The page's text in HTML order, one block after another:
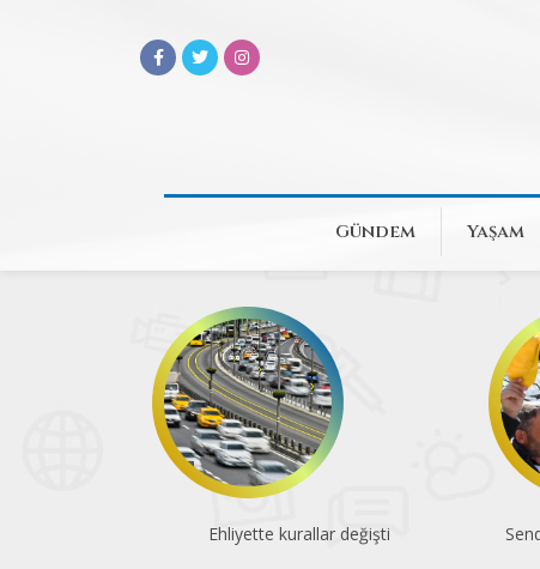
Gündem Yaşam
Ehliyette kurallar değişti